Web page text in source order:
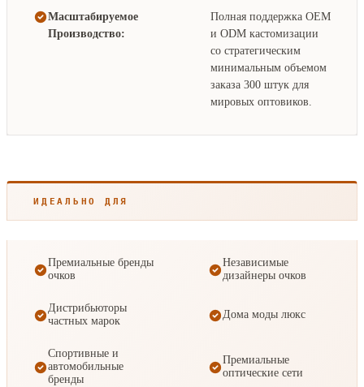
Масштабируемое
Производство:
Полная поддержка OEM
и ODM кастомизации
со стратегическим
минимальным объемом
заказа 300 штук для
мировых оптовиков.
ИДЕАЛЬНО ДЛЯ
Премиальные бренды
очков
Независимые
дизайнеры очков
Дистрибьюторы
частных марок
Дома моды люкс
Спортивные и
автомобильные
бренды
Премиальные
оптические сети